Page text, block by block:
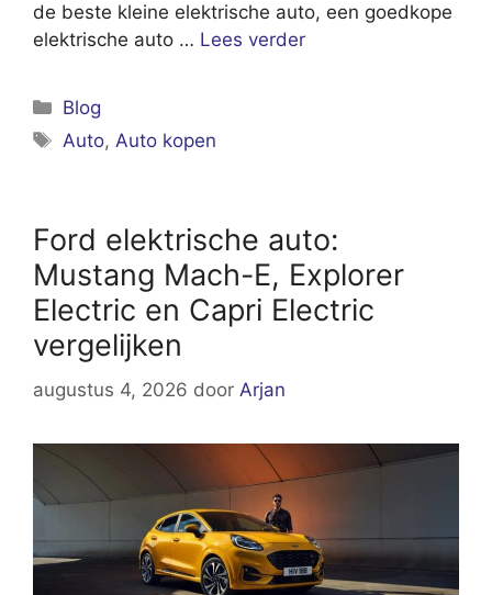
de beste kleine elektrische auto, een goedkope
elektrische auto … Lees verder
Categorieën
Blog
Tags
Auto,Auto kopen
Ford elektrische auto:
Mustang Mach-E, Explorer
Electric en Capri Electric
vergelijken
augustus 4, 2026 door Arjan